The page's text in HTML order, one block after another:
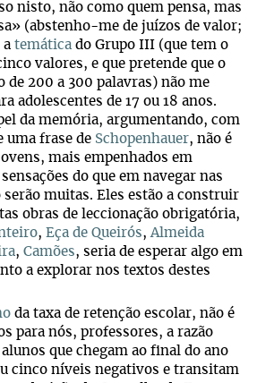
nisto, não como quem pensa, mas
(abstenho-me de juízos de valor;
a temática do Grupo III (que tem o
valores, e que pretende que o
de 200 a 300 palavras) não me
adolescentes de 17 ou 18 anos.
da memória, argumentando, com
uma frase de Schopenhauer, não é
mais empenhados em
do que em navegar nas
serão muitas. Eles estão a construir
obras de leccionação obrigatória,
, Eça de Queirós,Almeida
, Camões, seria de esperar algo em
a explorar nos textos destes
da taxa de retenção escolar, não é
para nós, professores, a razão
que chegam ao final do ano
cinco níveis negativos e transitam